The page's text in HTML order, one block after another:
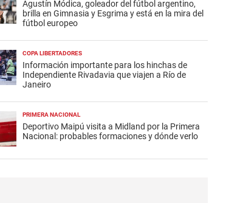
Agustín Módica, goleador del fútbol argentino,
brilla en Gimnasia y Esgrima y está en la mira del
fútbol europeo
COPA LIBERTADORES
Información importante para los hinchas de
Independiente Rivadavia que viajen a Río de
Janeiro
PRIMERA NACIONAL
Deportivo Maipú visita a Midland por la Primera
Nacional: probables formaciones y dónde verlo